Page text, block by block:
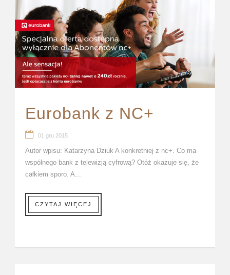
Eurobank z NC+
01 gru 2015
Autor wpisu: Katarzyna Dziuk A konkretniej z nc+. Co ma
wspólnego bank z telewizją cyfrową? Otóż okazuje się, że
całkiem sporo. A...
CZYTAJ WIĘCEJ